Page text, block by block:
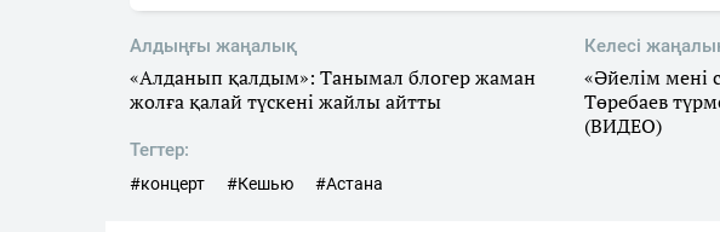
Алдыңғы жаңалық
«Алданып қалдым»: Танымал блогер жаман
жолға қалай түскені жайлы айтты
Келесі
«Әйелім
Төребаев
(ВИДЕО)
Тегтер:
#концерт #Кешью #Астана